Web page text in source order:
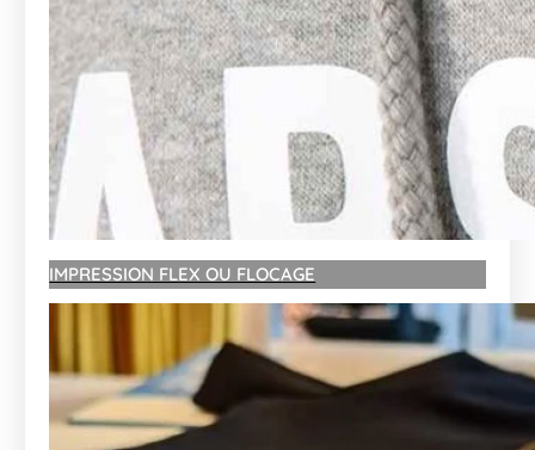
IMPRESSION FLEX OU FLOCAGE